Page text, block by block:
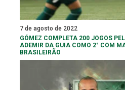
7 de agosto de 2022
GÓMEZ COMPLETA 200 JOGOS
ADEMIR DA GUIA COMO 2° COM
BRASILEIRÃO